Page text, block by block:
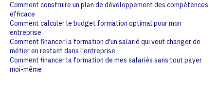
Comment construire un plan de développement des compétences
efficace
Comment calculer le budget formation optimal pour mon
entreprise
Comment financer la formation d'un salarié qui veut changer de
métier en restant dans l'entreprise
Comment financer la formation de mes salariés sans tout payer
moi-même